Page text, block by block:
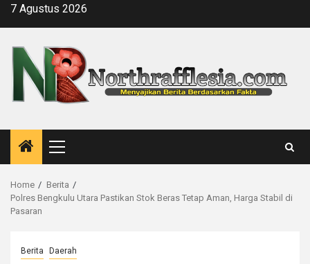
Skip7 Agustus 2026
Primary
Menu
Home
Berita
Polres Bengkulu Utara Pastikan Stok Beras Tetap Aman, Harga Stabil di
Pasaran
Berita Daerah